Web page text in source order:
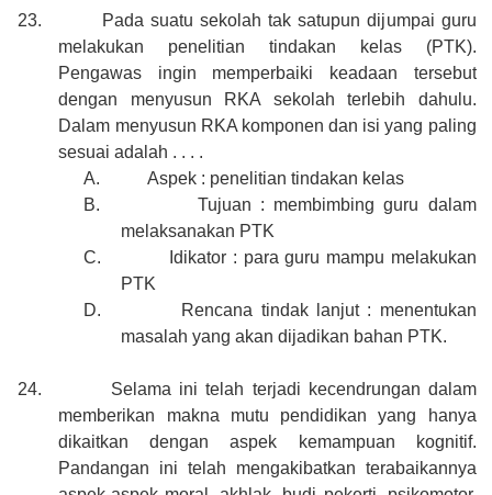
23.
Pada suatu sekolah tak satupun dijumpai guru
melakukan penelitian tindakan kelas (PTK).
Pengawas ingin memperbaiki keadaan tersebut
dengan menyusun RKA sekolah terlebih dahulu.
Dalam menyusun RKA komponen dan isi yang paling
sesuai adalah . . . .
A.
Aspek : penelitian tindakan kelas
B.
Tujuan : membimbing guru dalam
melaksanakan PTK
C.
Idikator : para guru mampu melakukan
PTK
D.
Rencana tindak lanjut : menentukan
masalah yang akan dijadikan bahan PTK.
24.
Selama ini telah terjadi kecendrungan dalam
memberikan makna mutu pendidikan yang hanya
dikaitkan dengan aspek kemampuan kognitif.
Pandangan ini telah mengakibatkan terabaikannya